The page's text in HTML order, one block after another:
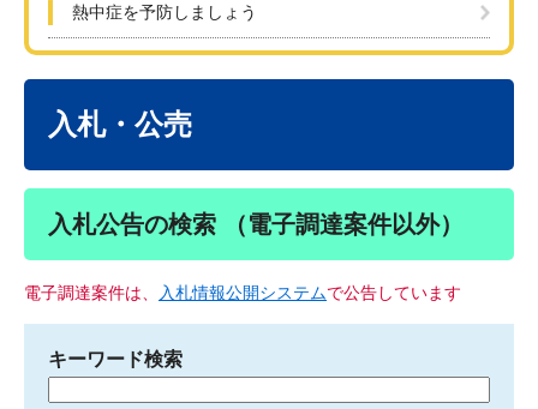
熱中症を予防しましょう
入札・公売
入札公告の検索 （電子調達案件以外）
電子調達案件は、 入札情報公開システムで公告しています
キーワード検索